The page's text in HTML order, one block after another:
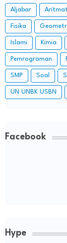
Aljabar
Fisika
Islami Kimia
Pemrograman
SMP Soal
UN UNBK USBN
Facebook
Hype